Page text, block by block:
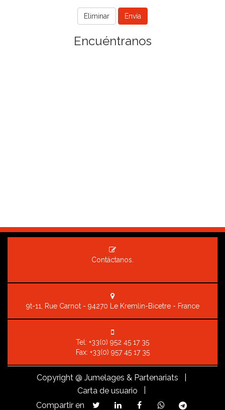
Encuéntranos
Contáctanos.
9t-11, Rue Carnot - 94270 Le Kremlin-Bicetre - France
Tel: +33(0) 952 45 17 35
Fax: +33(0) 957 45 17 35
Copyright@ Jumelages & Partenariats |
Carta de usuario
Compartir en